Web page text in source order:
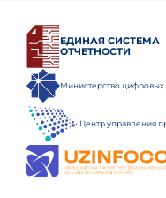
ЕДИНАЯ СИСТЕМА
ОТЧЕТНОСТИ
Министерство цифровых
Центр управления